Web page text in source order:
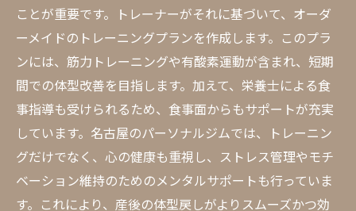
ことが重要です。トレーナーがそれに基づいて、オーダ
ーメイドのトレーニングプランを作成します。このプラ
ンには、筋力トレーニングや有酸素運動が含まれ、短期
間での体型改善を目指します。加えて、栄養士による食
事指導も受けられるため、食事面からもサポートが充実
しています。名古屋のパーソナルジムでは、トレーニン
グだけでなく、心の健康も重視し、ストレス管理やモチ
ベーション維持のためのメンタルサポートも行っていま
す。これにより、産後の体型戻しがよりスムーズかつ効